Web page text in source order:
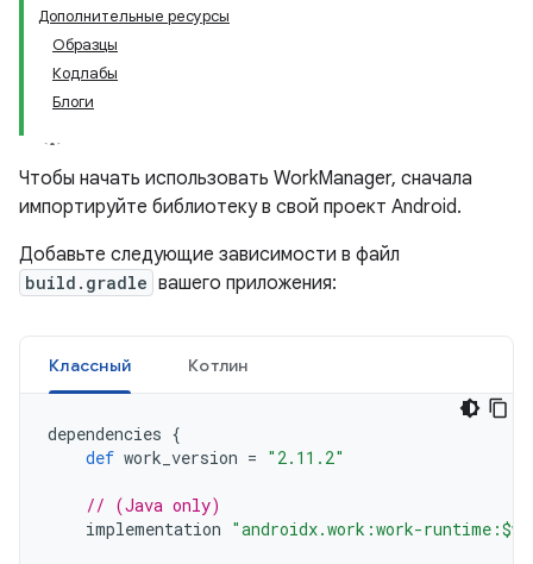
Дополнительные ресурсы
Образцы
Кодлабы
Блоги
Чтобы начать использовать WorkManager, сначала
импортируйте библиотеку в свой проект Android.
Добавьте следующие зависимости в файл
build.gradle вашего приложения:
Классный Котлин
dependencies {
def work_version = "2.11.2"
// (Java only)
implementation "androidx.work:work-